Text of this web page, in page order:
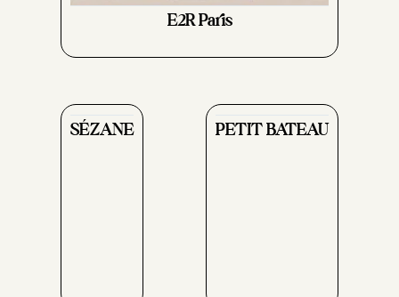
E2R Paris
SÉZANE PETIT BATEAU